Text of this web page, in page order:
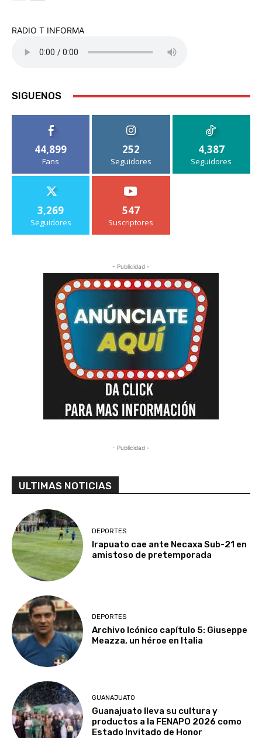
RADIO T INFORMA
SIGUENOS
44,899
Fans
252
Seguidores
4,387
Seguidores
3,269
Seguidores
547
Suscriptores
- Publicidad -
- Publicidad -
ULTIMAS NOTICIAS
DEPORTES
Irapuato cae ante Necaxa Sub-21 en
amistoso de pretemporada
DEPORTES
Archivo Icónico capítulo 5: Giuseppe
Meazza, un héroe en Italia
GUANAJUATO
Guanajuato lleva su cultura y
productos a la FENAPO 2026 como
Estado Invitado de Honor